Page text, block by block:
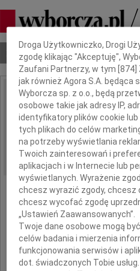
Nekrologi Odeszli Poradnik
IMIĘ I NAZWISKO:
REGION: Kraków
DATA EMISJI: 08.09.2009
Dbamy o Twoją prywatność
Droga Użytkowniczko, Drogi
zgodę klikając "Akceptuję",
Zaufani Partnerzy, w tym [874
jak również Agora S.A. będąca
Wyborcza sp. z o.o., będą
osobowe takie jak adresy IP,
identyfikatory plików cookie
tych plikach do celów
na potrzeby wyświetlania
Twoich zainteresowań i
aplikacjach i w Internecie lub
wyświetlanych. Wyrażenie
chcesz wyrazić zgody, chcesz
chcesz wycofać zgodę
„Ustawień Zaawansowanych”.
Twoje dane osobowe mogą
celów badania i mierzenia
funkcjonowania serwisów i
dot. świadczonych Tobie